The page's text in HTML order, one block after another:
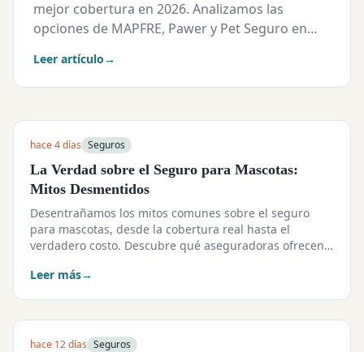
mejor cobertura en 2026. Analizamos las
opciones de MAPFRE, Pawer y Pet Seguro en
Leer artículo→
hace 4 días Seguros
La Verdad sobre el Seguro para Mascotas:
Mitos Desmentidos
Desentrañamos los mitos comunes sobre el seguro
para mascotas, desde la cobertura real hasta el
verdadero costo. Descubre qué aseguradoras ofrecen
Leer más→
hace 12 días Seguros